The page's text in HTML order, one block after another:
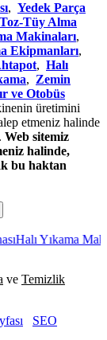
, Yedek Parça
Tüy Alma
Makinaları,
Ekipmanları,
, Halı
, Zemin
ve Otobüs
üretimini
etmeniz halinde
Web sitemiz
halinde,
bu haktan
Yıkama
ve Temizlik
SEO